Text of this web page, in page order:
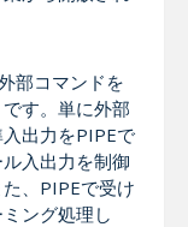
部コマンドを
す。単に外部
出力をPIPEで
入出力を制御
、PIPEで受け
ング処理し